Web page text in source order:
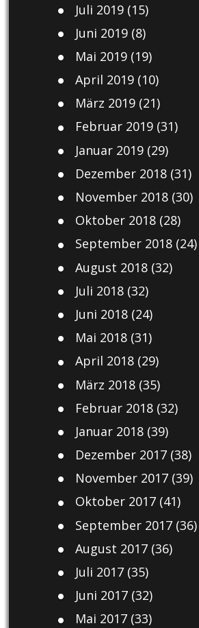
Juli 2019(15)
Juni 2019(8)
Mai 2019(19)
April 2019(10)
März 2019(21)
Februar 2019(31)
Januar 2019(29)
Dezember 2018(31)
November 2018(30)
Oktober 2018(28)
September 2018(24)
August 2018(32)
Juli 2018(32)
Juni 2018(24)
Mai 2018(31)
April 2018(29)
März 2018(35)
Februar 2018(32)
Januar 2018(39)
Dezember 2017(38)
November 2017(39)
Oktober 2017(41)
September 2017(36)
August 2017(36)
Juli 2017(35)
Juni 2017(32)
Mai 2017(33)